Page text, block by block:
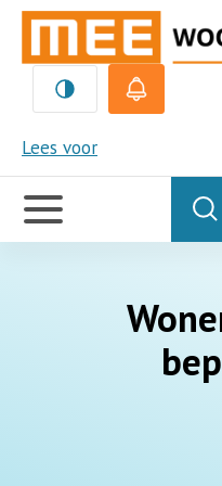
Lees voor
MEE
Handige
links